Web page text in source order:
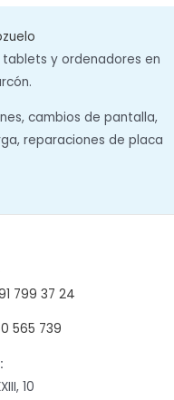
y ordenadores en
cambios de pantalla,
reparaciones de placa
799 37 24
565 739
10